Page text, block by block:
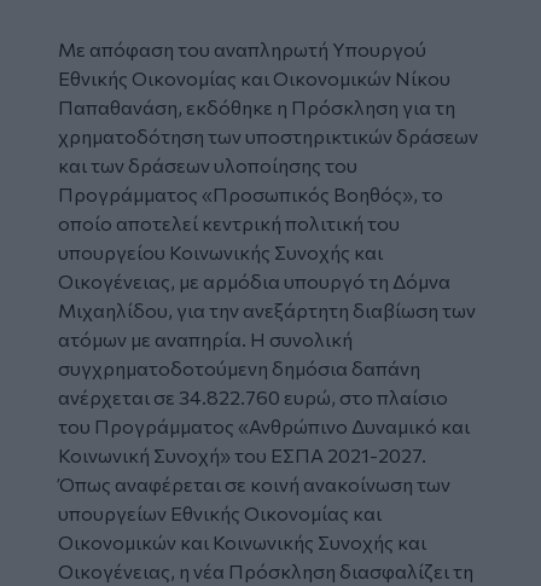
Mε απόφαση του αναπληρωτή Υπουργού
Εθνικής Οικονομίας και Οικονομικών Νίκου
Παπαθανάση, εκδόθηκε η Πρόσκληση για τη
χρηματοδότηση των υποστηρικτικών δράσεων
και των δράσεων υλοποίησης του
Προγράμματος «Προσωπικός Βοηθός», το
οποίο αποτελεί κεντρική πολιτική του
υπουργείου Κοινωνικής Συνοχής και
Οικογένειας, με αρμόδια υπουργό τη Δόμνα
Μιχαηλίδου, για την ανεξάρτητη διαβίωση των
ατόμων με αναπηρία. Η συνολική
συγχρηματοδοτούμενη δημόσια δαπάνη
ανέρχεται σε 34.822.760 ευρώ, στο πλαίσιο
του Προγράμματος «Ανθρώπινο Δυναμικό και
Κοινωνική Συνοχή» του ΕΣΠΑ 2021-2027.
Όπως αναφέρεται σε κοινή ανακοίνωση των
υπουργείων Εθνικής Οικονομίας και
Οικονομικών και Κοινωνικής Συνοχής και
Οικογένειας, η νέα Πρόσκληση διασφαλίζει τη